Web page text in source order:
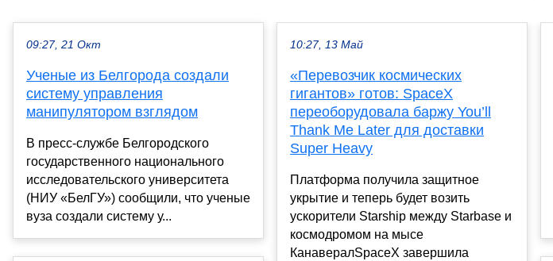
09:27, 21 Окт
Ученые из Белгорода создали
систему управления
манипулятором взглядом
В пресс-службе Белгородского
государственного национального
исследовательского университета
(НИУ «БелГУ») сообщили, что ученые
вуза создали систему у...
10:27, 13 Май
«Перевозчик космических
гигантов» готов: SpaceX
переоборудовала баржу You’ll
Thank Me Later для доставки
Super Heavy
Платформа получила защитное
укрытие и теперь будет возить
ускорители Starship между Starbase и
космодромом на мысе
КанавералSpaceX завершила